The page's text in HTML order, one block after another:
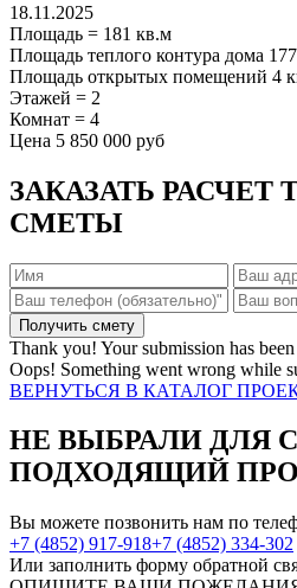
18.11.2025
Площадь = 181 кв.м
Площадь теплого контура дома 177
Площадь открытых помещений 4
Этажей = 2
Комнат = 4
Цена 5 850 000 руб
ЗАКАЗАТЬ РАСЧЕТ
СМЕТЫ
Thank you! Your submission has
Oops! Something went wrong while
ВЕРНУТЬСЯ В КАТАЛОГ
НЕ ВЫБРАЛИ ДЛЯ
ПОДХОДЯЩИЙ
Вы можете позвонить нам по
+7 (4852) 917-918+7 (4852) 334-302
Или заполнить форму обратной